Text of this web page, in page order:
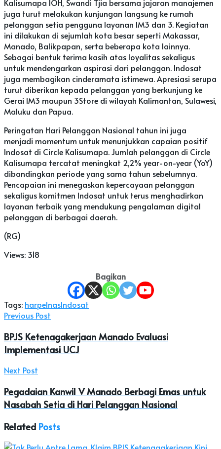
Kalisumapa IOH, Swandi Tjia bersama jajaran manajemen
juga turut melakukan kunjungan langsung ke rumah
pelanggan setia pengguna layanan IM3 dan 3. Kegiatan
ini dilakukan di sejumlah kota besar seperti Makassar,
Manado, Balikpapan, serta beberapa kota lainnya.
Sebagai bentuk terima kasih atas loyalitas sekaligus
untuk mendengarkan aspirasi dari pelanggan. Indosat
juga membagikan cinderamata istimewa. Apresiasi serupa
turut diberikan kepada pelanggan yang berkunjung ke
Gerai IM3 maupun 3Store di wilayah Kalimantan, Sulawesi,
Maluku dan Papua.
Peringatan Hari Pelanggan Nasional tahun ini juga
menjadi momentum untuk menunjukkan capaian positif
Indosat di Circle Kalisumapa. Jumlah pelanggan di Circle
Kalisumapa tercatat meningkat 2,2% year-on-year (YoY)
dibandingkan periode yang sama tahun sebelumnya.
Pencapaian ini menegaskan kepercayaan pelanggan
sekaligus komitmen Indosat untuk terus menghadirkan
layanan terbaik yang mendukung pengalaman digital
pelanggan di berbagai daerah.
(RG)
Views: 318
Bagikan
Tags: harpelnasIndosat
Previous Post
BPJS Ketenagakerjaan Manado Evaluasi
Implementasi UCJ
Next Post
Pegadaian Kanwil V Manado Berbagi Emas untuk
Nasabah Setia di Hari Pelanggan Nasional
Related Posts